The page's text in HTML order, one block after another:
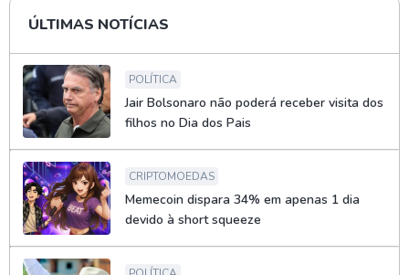
ÚLTIMAS NOTÍCIAS
POLÍTICA
Jair Bolsonaro não poderá receber visita dos
filhos no Dia dos Pais
CRIPTOMOEDAS
Memecoin dispara 34% em apenas 1 dia
devido à short squeeze